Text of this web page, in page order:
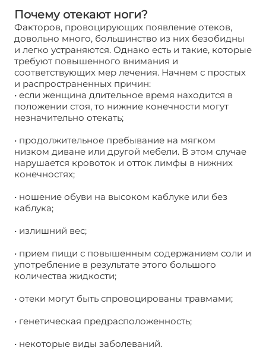
Почему отекают ноги?
Факторов, провоцирующих появление отеков,
довольно много, большинство из них безобидны
и легко устраняются. Однако есть и такие, которые
требуют повышенного внимания и
соответствующих мер лечения. Начнем с простых
и распространенных причин:
• если женщина длительное время находится в
положении стоя, то нижние конечности могут
незначительно отекать;
• продолжительное пребывание на мягком
низком диване или другой мебели. В этом случае
нарушается кровоток и отток лимфы в нижних
конечностях;
• ношение обуви на высоком каблуке или без
каблука;
• излишний вес;
• прием пищи с повышенным содержанием соли и
употребление в результате этого большого
количества жидкости;
• отеки могут быть спровоцированы травмами;
• генетическая предрасположенность;
• некоторые виды заболеваний.